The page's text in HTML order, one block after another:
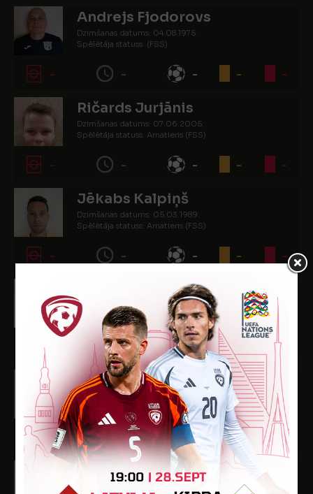
Andrejs Fjodorovs
Dzimšanas datums: 04.08.1975.
Spēlētāja statuss: (FSS)
- - - - -
Ričards Jurjānis
Dzimšanas datums: 07.06.2005.
Spēlētāja statuss: Amatieris (FSS)
- - - - -
Jēkabs Kalpiņš
Dzimšanas datums: 05.03.1989.
Spēlētāja statuss: Amatieris (FSS)
- - - - -
Jānis Kauškals
Dzimšanas datums: 22.05.1995.
Spēlētāja statuss: Amatieris
360 - 1 -
Jānis Konopackis
Dzimšanas datums: 03.03.1989.
Spēlētāja statuss: Amatieris
6 368 - 1 -
Ralfs Rafaels Lapinskis